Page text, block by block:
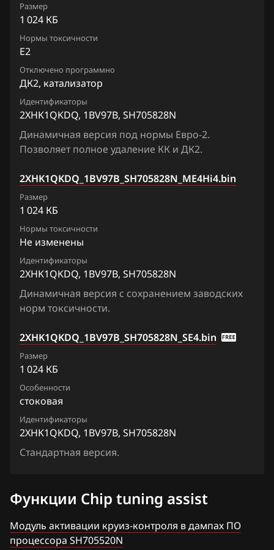
Chrysler
Citroen
Dacia
Daewoo
DAF
Derways
Dongfeng
Extreme moto
FAW
Fiat
Ford
Forthing
Foton
GAC
Geely
Genesis
Haima
Siemens EMS 3132, 3134
Siemens EMS 3155
Siemens EMS 3160
Siemens SID 301
Siemens SID 310
Juke 1.6 VVTi
Liberty
Maxima
Micra, March
Note
NV200
Pathfinder
Patrol, Safari
Presage
Primera
Qashqai, Dualis, Rogue
Sentra
Serena
Skyline
Stagea
Teana (J32)
Tiida
2XHK19BDF1_11KA9C_SH705828N
2XHK19BDF1_11KE6B_SH705828N
2XHK19BDF1_11KE6C_SH705828N
2XHK19BDF1_11KE9C_SH705828N
2XHK19BDF1_1BR15A_SH705828N
2XHK1QKDQ_1BV95B_SH705828N
2XHK1YXDW1_1HX95C_SH705828N
Размер
1 024 КБ
Нормы токсичности
E2
Отключено программно
ДК2, катализатор
Идентификаторы
2XHK1QKDQ, 1BV97B, SH705828N
Динамичная версия под нормы Евро-2.
Позволяет полное удаление КК и ДК2.
2XHK1QKDQ_1BV97B_SH705828N_ME4Hi4.bin
Размер
1 024 КБ
Нормы токсичности
Не изменены
Идентификаторы
2XHK1QKDQ, 1BV97B, SH705828N
Динамичная версия с сохранением заводских
норм токсичности.
2XHK1QKDQ_1BV97B_SH705828N_SE4.bin
Размер
1 024 КБ
Особенности
стоковая
Идентификаторы
2XHK1QKDQ, 1BV97B, SH705828N
Стандартная версия.
Функции Chip tuning assist
Модуль активации круиз-контроля в дампах ПО
процессора SH705520N